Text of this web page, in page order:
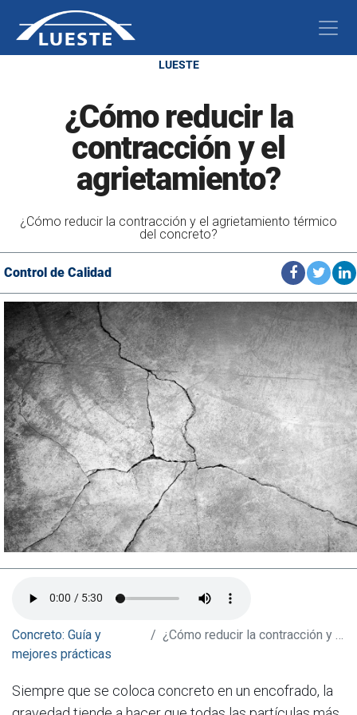
LUESTE
¿Cómo reducir la
contracción y el
agrietamiento?
¿Cómo reducir la contracción y el agrietamiento térmico
del concreto?
Control de Calidad
Concreto: Guía y
mejores prácticas
¿Cómo reducir la contracción y el agrietamiento?
Siempre que se coloca concreto en un encofrado, la